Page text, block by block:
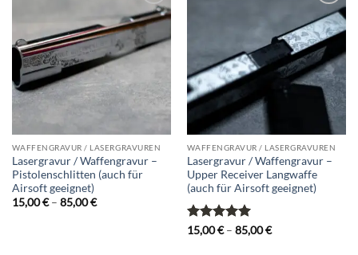
Add to
wishlist
WAFFENGRAVUR / LASERGRAVUREN
Lasergravur / Waffengravur –
Pistolenschlitten (auch für
Airsoft geeignet)
15,00€ – 85,00€Preisspanne:
Add to
wishlist
WAFFENGRAVUR / LASERGRAVUREN
Lasergravur / Waffengravur –
Upper Receiver Langwaffe
(auch für Airsoft geeignet)
Bewertet
15,00€ – 85,00€Preisspanne: